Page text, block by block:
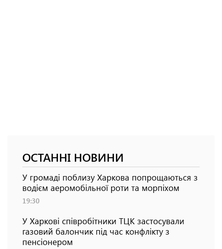
ОСТАННІ НОВИНИ
У громаді поблизу Харкова попрощаються з
водієм аеромобільної роти та морпіхом
19:30
У Харкові співробітники ТЦК застосували
газовий балончик під час конфлікту з
пенсіонером